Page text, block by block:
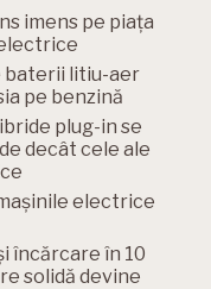
imens pe piața
baterii litiu-aer
pe benzină
plug-in se
decât cele ale
electrice
încărcare în 10
solidă devine